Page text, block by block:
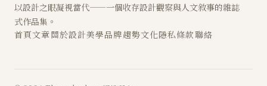
以設計之眼凝視當代——一個收存設計觀察與人文敘事的雜誌
式作品集。
首頁文章關於設計美學品牌趨勢文化隱私條款聯絡